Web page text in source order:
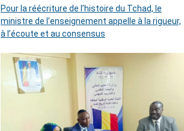
Pour la réécriture de l’histoire du Tchad, le
ministre de l’enseignement appelle à la rigueur,
à l’écoute et au consensus